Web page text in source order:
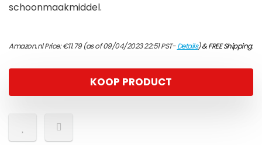
schoonmaakmiddel.
Amazon.nl Price:€11.79(as of 09/04/2023 22:51 PST-Details)&FREE Shipping.
KOOP PRODUCT